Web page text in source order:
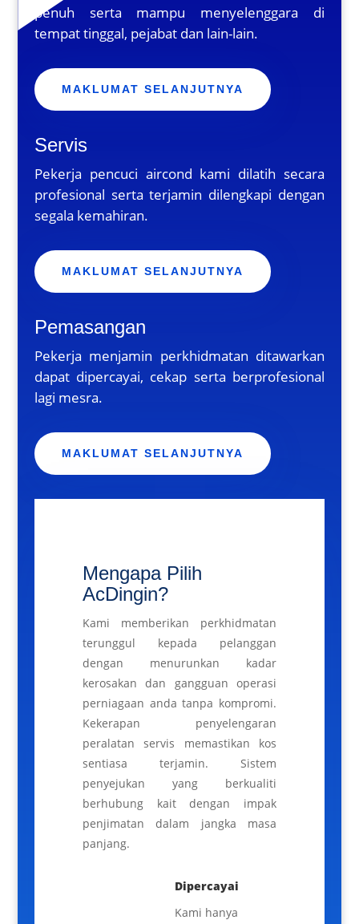
penuh serta mampu menyelenggara di
tempat tinggal, pejabat dan lain-lain.
MAKLUMAT SELANJUTNYA
Servis
Pekerja pencuci aircond kami dilatih secara
profesional serta terjamin dilengkapi dengan
segala kemahiran.
MAKLUMAT SELANJUTNYA
Pemasangan
Pekerja menjamin perkhidmatan ditawarkan
dapat dipercayai, cekap serta berprofesional
lagi mesra.
MAKLUMAT SELANJUTNYA
Mengapa Pilih
AcDingin?
Kami memberikan perkhidmatan
terunggul kepada pelanggan
dengan menurunkan kadar
kerosakan dan gangguan operasi
perniagaan anda tanpa kompromi.
Kekerapan penyelengaran
peralatan servis memastikan kos
sentiasa terjamin. Sistem
penyejukan yang berkualiti
berhubung kait dengan impak
penjimatan dalam jangka masa
panjang.
Dipercayai
Kami hanya